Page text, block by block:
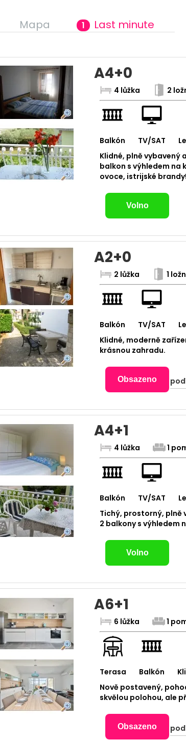
Mapa 1 Last minute
A4+0
4 lůžka
2
Balkón TV/SAT
Klidné, plně
balkon s výhledem na
ovoce, istrijské
Volno
A2+0
2 lůžka
1
Balkón TV/SAT
Klidné, moderně
krásnou zahradu.
Obsazeno
A4+1
4 lůžka
1
Balkón TV/SAT
Tichý, prostorný, plně
2 balkony s výhledem
Volno
A6+1
6 lůžka
1
Terasa Balkón
Nově postavený,
skvělou polohou, ale
Obsazeno